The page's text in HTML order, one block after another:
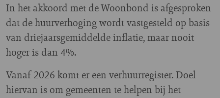
In het akkoord met de Woonbond is afgesproken
dat de huurverhoging wordt vastgesteld op basis
van driejaarsgemiddelde inflatie, maar nooit
hoger is dan 4%.
Vanaf 2026 komt er een verhuurregister. Doel
hiervan is om gemeenten te helpen bij het